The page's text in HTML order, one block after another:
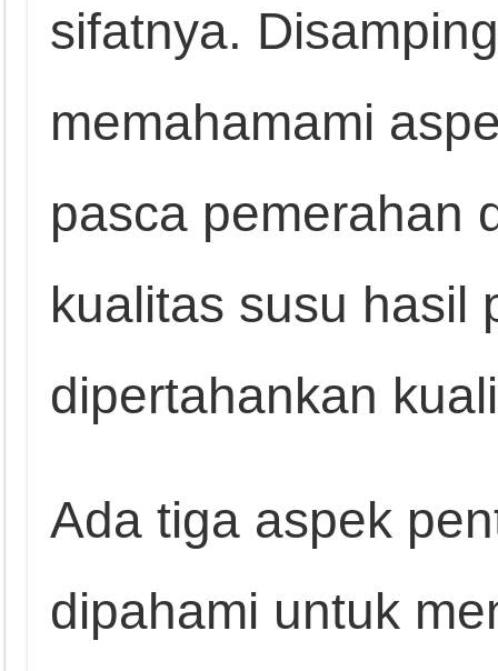
sifatnya.
memahamami
pasca pemerahan
kualitas susu hasil
dipertahankan
Ada tiga aspek
dipahami untuk